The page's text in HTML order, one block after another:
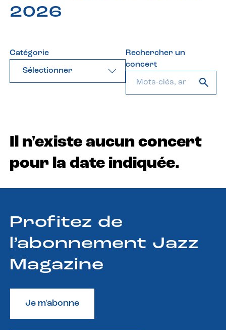
2026
Catégorie
Sélectionner
Rechercher un
concert
Il n'existe aucun concert
pour la date indiquée.
Profitez de
l’abonnement Jazz
Magazine
Je m'abonne